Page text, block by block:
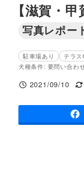
【滋賀・
写真レポー
駐車場あり テラス
犬種条件: 要問い合わ
投稿日
2021/09/10